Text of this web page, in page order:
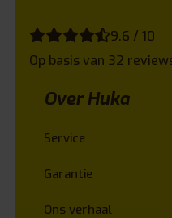
9.6 / 10
Op basis van 32
Over Huka
Service
Garantie
Ons verhaal